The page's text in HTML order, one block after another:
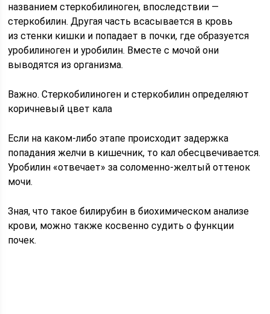
названием стеркобилиноген, впоследствии —
стеркобилин. Другая часть всасывается в кровь
из стенки кишки и попадает в почки, где образуется
уробилиноген и уробилин. Вместе с мочой они
выводятся из организма.
Важно. Стеркобилиноген и стеркобилин определяют
коричневый цвет кала
Если на каком-либо этапе происходит задержка
попадания желчи в кишечник, то кал обесцвечивается.
Уробилин «отвечает» за соломенно-желтый оттенок
мочи.
Зная, что такое билирубин в биохимическом анализе
крови, можно также косвенно судить о функции
почек.